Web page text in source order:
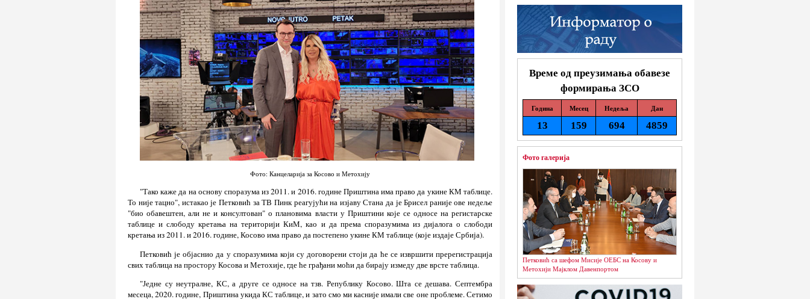
Време од преузимања обавезе
формирања ЗСО
Година Месец Недеља Дан
13 159 694 4859
Фото галерија
Петковић са шефом Мисије ОЕБС на Косову и
Метохији Мајклом Давенпортом
Фото: Канцеларија за Косово и Метохију
"Тако каже да на основу споразума из 2011. и 2016. године Приштина има право да укине КМ таблице.
То није тацно", истакао је Петковић за ТВ Пинк реагујући на изјаву Стана да је Брисел раније ове недеље
"био обавештен, али не и консултован" о плановима власти у Приштини које се односе на регистарске
таблице и слободу кретања на територији КиМ, као и да према споразумима из дијалога о слободи
кретања из 2011. и 2016. године, Косово има право да постепено укине КМ таблице (које издаје Србија).
Петковић је објаснио да у споразумима који су договорени стоји да ће се извршити пререгистрација
свих таблица на простору Косова и Метохије, где ће грађани моћи да бирају измеду две врсте таблица.
"Једне су неутралне, КС, а друге се односе на тзв. Републику Косово. Шта се дешава. Септембра
месеца, 2020. године, Приштина укида КС таблице, и зато смо ми касније имали све оне проблеме. Сетимо